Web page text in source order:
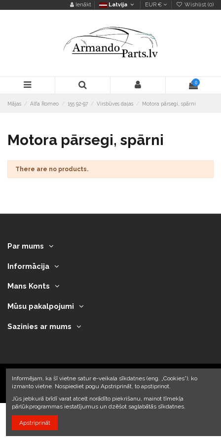
Ienākt Latvija EUR € Wishlist (0)
0
Mājas Alfa Romeo 155 92-97 Virsbūves daļas Motora pārsegi, spārni
Motora pārsegi, spārni
There are no products.
Par mums
Informācija
Mans Konts
Mūsu pakalpojumi
Sazinies ar mums
2023 © Armando Auto SIA
Informējam, ka šī vietne satur e-veikala sīkdatnes (eng. „Cookies”), ko
izmanto vietne. Nospiediet pogu Apstriprināt, to apstiprinot.
Jūs jebkurā brīdī varat atcelt norādīto piekrišanu, mainot tīmekļa
pārlūkprogrammas iestatījumus un dzēšot saglabātās sīkdatnes.
Apstriprināt